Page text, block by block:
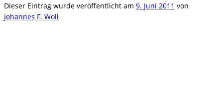
Dieser Eintrag wurde veröffentlicht am 9. Juni 2011 von
Johannes F. Woll